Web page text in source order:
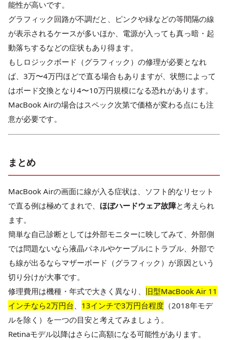
能性が高いです。
グラフィック回路が不調だと、ピンクや緑などの等間隔の線
が表示されるケースが多いほか、電源が入っても真っ暗・起
動落ちするなどの症状もあり得ます。
もしロジックボード（グラフィック）の修理が必要となれ
ば、3万〜4万円ほどで直る場合もありますが、状態によって
はボード交換となり4〜10万円規模になる恐れがあります。
MacBook Airの場合はスペック次第で価格が変わる点にも注
意が必要です。
まとめ
MacBook Airの画面に線が入る症状は、ソフト的なリセット
で直る例は極めてまれで、 ほぼハードウェア故障と考えられ
ます。
簡単な自己診断としては外部モニターに映してみて、外部側
では問題ないなら液晶パネルやケーブルにトラブル、外部で
も線が出るならマザーボード（グラフィック）が原因という
切り分けが大事です。
修理費用は機種・年式で大きく異なり、 旧型MacBook Air 11
インチなら2万円台、 13インチで3万円台程度 （2018年モデ
ルを除く）を一つの目安と考えてみましょう。
Retinaモデル以降はさらに高額になる可能性があります。